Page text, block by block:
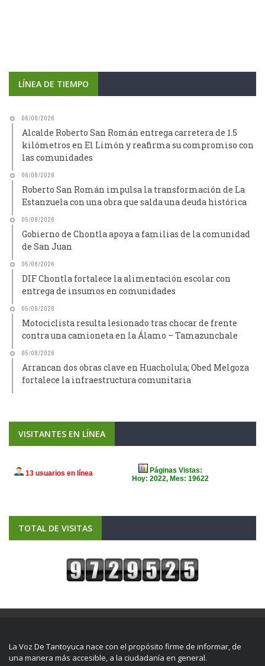
LÍNEA DE TIEMPO
06/08/2026
Alcalde Roberto San Román entrega carretera de 1.5
kilómetros en El Limón y reafirma su compromiso con
las comunidades
06/08/2026
Roberto San Román impulsa la transformación de La
Estanzuela con una obra que salda una deuda histórica
05/08/2026
Gobierno de Chontla apoya a familias de la comunidad
de San Juan
05/08/2026
DIF Chontla fortalece la alimentación escolar con
entrega de insumos en comunidades
05/08/2026
Motociclista resulta lesionado tras chocar de frente
contra una camioneta en la Álamo – Tamazunchale
05/08/2026
Arrancan dos obras clave en Huacholula; Obed Melgoza
fortalece la infraestructura comunitaria
VISITANTES EN LÍNEA
TOTAL DE VISITAS
La Voz De Tantoyuca nace con el propósito firme de informar, de
una manera más accesible, a la ciudadanía en general.